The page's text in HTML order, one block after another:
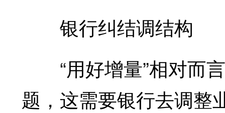
银行纠结调结构
“用好增量”相对而言
题，这需要银行去调整